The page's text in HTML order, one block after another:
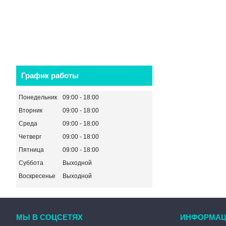
График работы
Понедельник 09:00
18:00
Вторник
09:00
18:00
Среда
09:00
18:00
Четверг
09:00
18:00
Пятница
09:00
18:00
Суббота
Выходной
Воскресенье
Выходной
МЫ В СОЦСЕТЯХ